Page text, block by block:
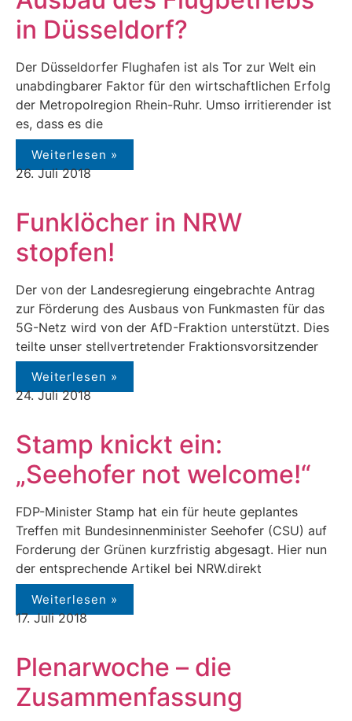
in Düsseldorf?
Der Düsseldorfer Flughafen ist als Tor zur Welt ein
unabdingbarer Faktor für den wirtschaftlichen Erfolg
der Metropolregion Rhein-Ruhr. Umso irritierender ist
es, dass es die
Weiterlesen »
26. Juli 2018
Funklöcher in NRW
stopfen!
Der von der Landesregierung eingebrachte Antrag
zur Förderung des Ausbaus von Funkmasten für das
5G-Netz wird von der AfD-Fraktion unterstützt. Dies
teilte unser stellvertretender Fraktionsvorsitzender
Weiterlesen »
24. Juli 2018
Stamp knickt ein:
„Seehofer not welcome!“
FDP-Minister Stamp hat ein für heute geplantes
Treffen mit Bundesinnenminister Seehofer (CSU) auf
Forderung der Grünen kurzfristig abgesagt. Hier nun
der entsprechende Artikel bei NRW.direkt
Weiterlesen »
17. Juli 2018
Plenarwoche – die
Zusammenfassung